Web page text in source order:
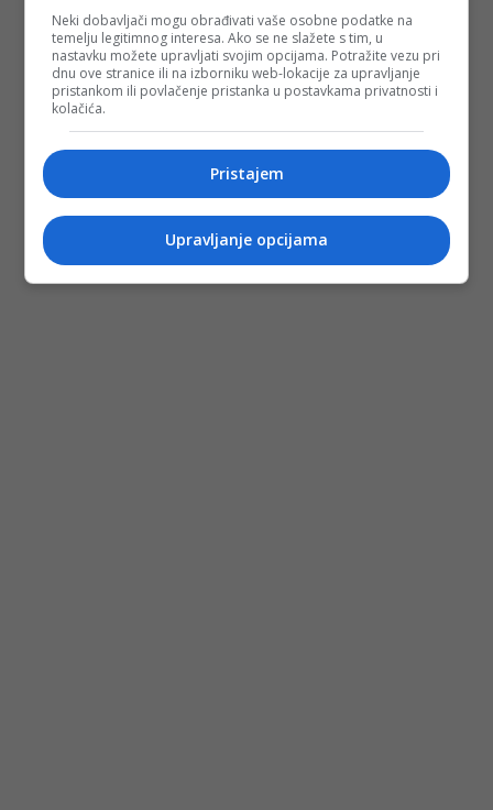
Neki dobavljači mogu obrađivati vaše osobne podatke na
temelju legitimnog interesa. Ako se ne slažete s tim, u
nastavku možete upravljati svojim opcijama. Potražite vezu pri
dnu ove stranice ili na izborniku web-lokacije za upravljanje
pristankom ili povlačenje pristanka u postavkama privatnosti i
kolačića.
Pristajem
Upravljanje opcijama